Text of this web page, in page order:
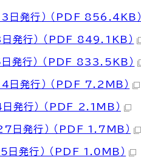
日発行） （PDF 856.4KB）
発行） （PDF 849.1KB）
発行） （PDF 833.5KB）
日発行） （PDF 7.2MB）
発行） （PDF 2.1MB）
日発行） （PDF 1.7MB）
日発行） （PDF 1.0MB）